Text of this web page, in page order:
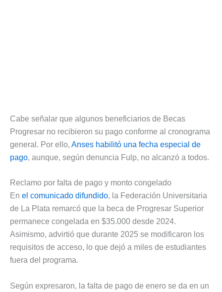
Cabe señalar que algunos beneficiarios de Becas
Progresar no recibieron su pago conforme al cronograma
general. Por ello, Anses habilitó una fecha especial de
pago, aunque, según denuncia Fulp, no alcanzó a todos.
Reclamo por falta de pago y monto congelado
En el comunicado difundido, la Federación Universitaria
de La Plata remarcó que la beca de Progresar Superior
permanece congelada en $35.000 desde 2024.
Asimismo, advirtió que durante 2025 se modificaron los
requisitos de acceso, lo que dejó a miles de estudiantes
fuera del programa.
Según expresaron, la falta de pago de enero se da en un